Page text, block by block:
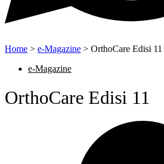
Home > e-Magazine > OrthoCare Edisi 11
e-Magazine
OrthoCare Edisi 11